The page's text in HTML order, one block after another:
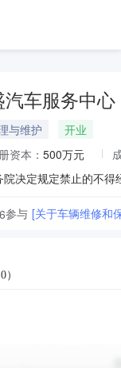
车服务中心
与维护
开业
资本： 500万元
参与 [关于车辆维修和
0）